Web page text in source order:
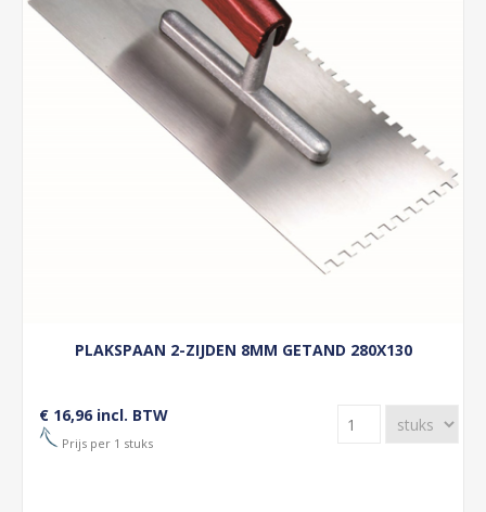
PLAKSPAAN 2-ZIJDEN 8MM GETAND 280X130
€ 16,96 incl. BTW
Prijs per 1 stuks